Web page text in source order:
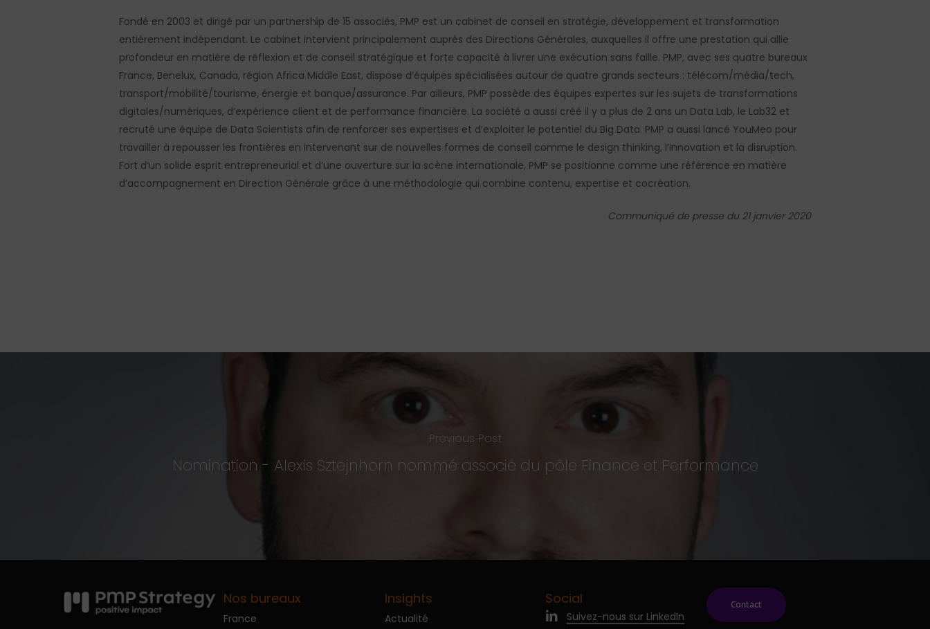
Fondé en 2003 et dirigé par un partnership de 15 associés, PMP est un cabinet de conseil en stratégie, développement et transformation
entièrement indépendant. Le cabinet intervient principalement auprès des Directions Générales, auxquelles il offre une prestation qui allie
profondeur en matière de réflexion et de conseil stratégique et forte capacité à livrer une exécution sans faille. PMP, avec ses quatre bureaux
France, Benelux, Canada, région Africa Middle East, dispose d’équipes spécialisées autour de quatre grands secteurs : télécom/média/tech,
transport/mobilité/tourisme, énergie et banque/assurance. Par ailleurs, PMP possède des équipes expertes sur les sujets de transformations
digitales/numériques, d’expérience client et de performance financière. La société a aussi créé il y a plus de 2 ans un Data Lab, le Lab32 et
recruté une équipe de Data Scientists afin de renforcer ses expertises et d’exploiter le potentiel du Big Data. PMP a aussi lancé YouMeo pour
travailler à repousser les frontières en intervenant sur de nouvelles formes de conseil comme le design thinking, l’innovation et la disruption.
Fort d’un solide esprit entrepreneurial et d’une ouverture sur la scène internationale, PMP se positionne comme une référence en matière
d’accompagnement en Direction Générale grâce à une méthodologie qui combine contenu, expertise et cocréation.
Communiqué de presse du 21 janvier 2020
Previous Post
Nomination - Alexis Sztejnhorn nommé associé du pôle Finance et Performance
Nos bureaux
France
Insights
Actualité
Social
Suivez-nous sur LinkedIn
Contact